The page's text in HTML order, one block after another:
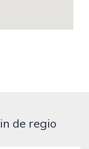
de regio